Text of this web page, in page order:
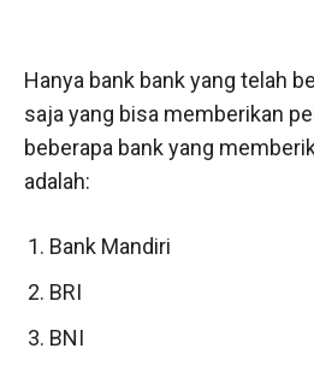
Hanya bank bank yang telah
saja yang bisa memberikan
beberapa bank yang
adalah:
Bank Mandiri
BRI
BNI